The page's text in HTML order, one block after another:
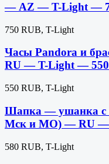
— AZ — T-Light —
750 RUB, T-Light
Часы Pandora и
RU — T-Light —
550 RUB, T-Light
Шапка — ушанка с
Мск и МО) — RU —
580 RUB, T-Light